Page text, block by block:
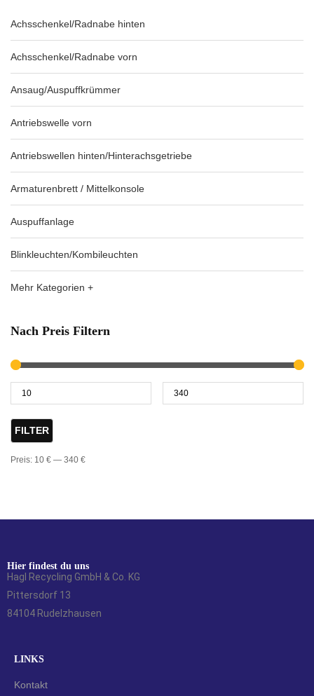
Achsschenkel/Radnabe hinten
Achsschenkel/Radnabe vorn
Ansaug/Auspuffkrümmer
Antriebswelle vorn
Antriebswellen hinten/Hinterachsgetriebe
Armaturenbrett / Mittelkonsole
Auspuffanlage
Blinkleuchten/Kombileuchten
Mehr Kategorien +
Nach Preis Filtern
FILTER
Preis: 10 € — 340 €
Hier findest du uns
Hagl Recycling GmbH & Co. KG
Pittersdorf 13
84104 Rudelzhausen
LINKS
Kontakt